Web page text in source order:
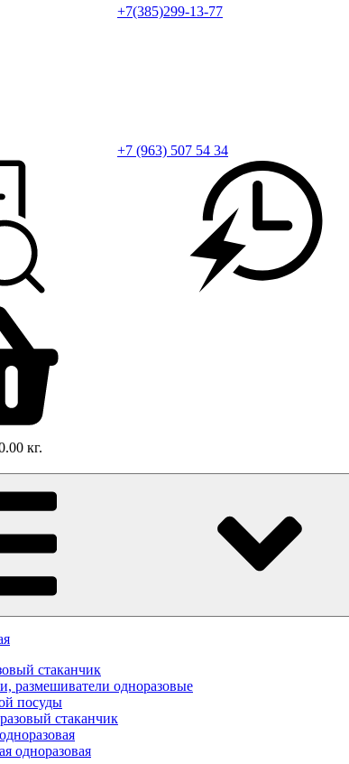
+7(385)299-13-77
+7 (963) 507 54 34
кг.
стаканчик
размешиватели одноразовые
посуды
стаканчик
одноразовая